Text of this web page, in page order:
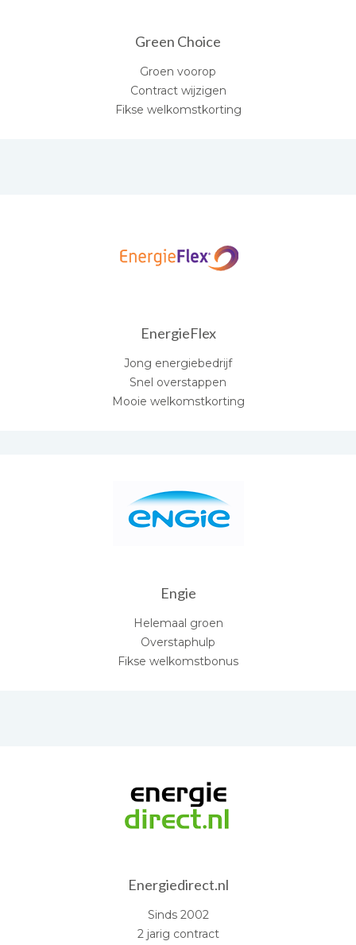
Green Choice
Groen voorop
Contract wijzigen
Fikse welkomstkorting
EnergieFlex
Jong energiebedrijf
Snel overstappen
Mooie welkomstkorting
Engie
Helemaal groen
Overstaphulp
Fikse welkomstbonus
Energiedirect.nl
Sinds 2002
2 jarig contract